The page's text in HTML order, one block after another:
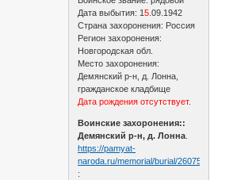
Дата выбытия: 15 .09.1942
Страна захоронения: Россия
Регион захоронения:
Новгородская обл.
Место захоронения:
Демянский р-н, д. Лонна,
гражданское кладбище
Дата рождения отсутствует.
Воинские захоронения::
Демянский р-н, д. Лонна
https://pamyat-
naroda.ru/memorial/burial/260759111
: